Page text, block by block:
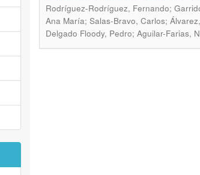
Rodríguez-Rodríguez, Fernando;
Ana María; Salas-Bravo, Carlos;
Delgado Floody, Pedro; Aguilar-Farias,